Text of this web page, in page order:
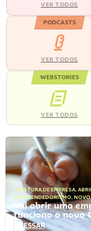
VER TODOS
PODCASTS
VER TODOS
WEBSTORIES
VER TODOS
ABERTURA DE EMPRESA,
EMPREENDEDORISMO, NOVO
Vai abrir uma
funciona o novo
ACESSAR